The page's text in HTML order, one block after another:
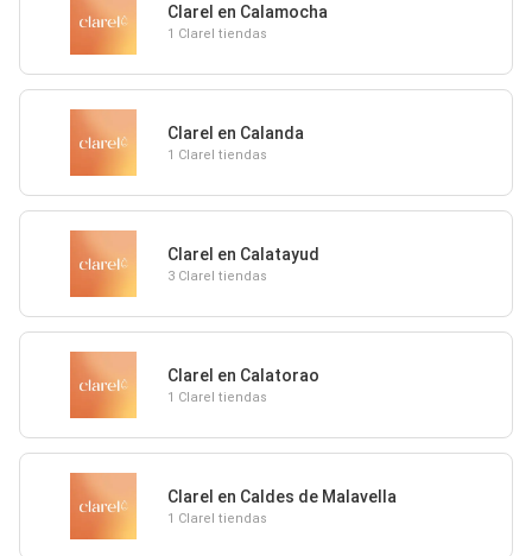
Clarel en Calamocha
1 Clarel tiendas
Clarel en Calanda
1 Clarel tiendas
Clarel en Calatayud
3 Clarel tiendas
Clarel en Calatorao
1 Clarel tiendas
Clarel en Caldes de Malavella
1 Clarel tiendas